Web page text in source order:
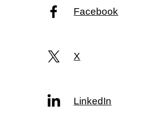
Facebook
X
LinkedIn